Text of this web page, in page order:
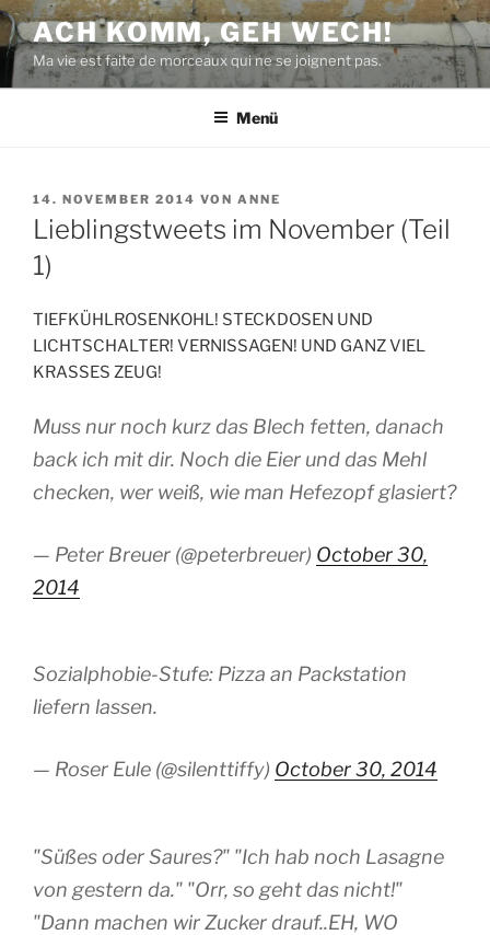
Zum
Inhalt
springen
ACH KOMM, GEH WECH!
Ma vie est faite de morceaux qui ne se joignent pas.
Menü
VERÖFFENTLICHT
AM
14. NOVEMBER 2014 VON ANNE
Lieblingstweets im November (Teil
1)
TIEFKÜHLROSENKOHL! STECKDOSEN UND
LICHTSCHALTER! VERNISSAGEN! UND GANZ VIEL
KRASSES ZEUG!
Muss nur noch kurz das Blech fetten, danach
back ich mit dir. Noch die Eier und das Mehl
checken, wer weiß, wie man Hefezopf glasiert?
— Peter Breuer (@peterbreuer) October 30,
2014
Sozialphobie-Stufe: Pizza an Packstation
liefern lassen.
— Roser Eule (@silenttiffy) October 30, 2014
"Süßes oder Saures?" "Ich hab noch Lasagne
von gestern da." "Orr, so geht das nicht!"
"Dann machen wir Zucker drauf..EH, WO